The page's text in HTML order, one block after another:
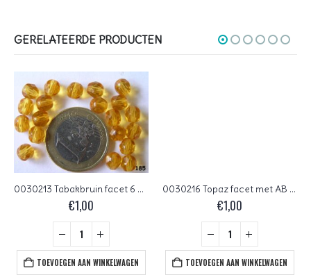
GERELATEERDE PRODUCTEN
0030213 Tabakbruin facet 6 mm.
€1,00
TOEVOEGEN AAN WINKELWAGEN
0030216 Topaz facet met AB 4 mm.
€1,00
TOEVOEGEN AAN WINKELWAGEN